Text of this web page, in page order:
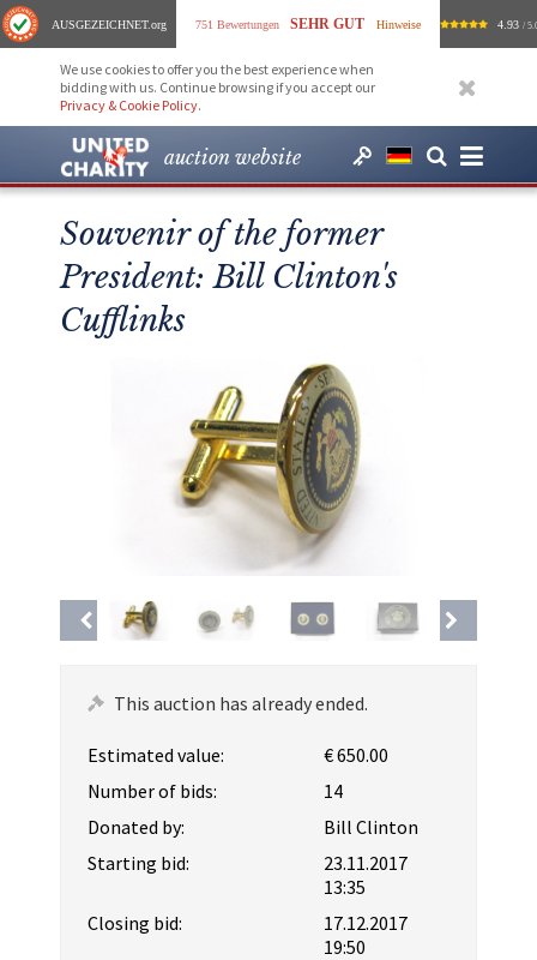
AUSGEZEICHNET.org 751 Bewertungen SEHR GUT Hinweise 4.93 /
We use cookies to offer you the best experience when
bidding with us. Continue browsing if you accept our
Privacy & Cookie Policy.
auction website
Souvenir of the former
President: Bill Clinton's
Cufflinks
This auction has already ended.
Estimated value:
€ 650.00
Number of bids:
14
Donated by:
Bill Clinton
Starting bid:
23.11.2017
13:35
Closing bid:
17.12.2017
19:50